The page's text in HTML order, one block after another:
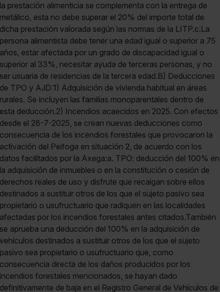
la prestación alimenticia se complementa con la entrega de
metálico, esta no debe superar el 20% del importe total de
dicha prestación valorada según las normas de la LITP.c.La
persona alimentista debe tener una edad igual o superior a 75
años, estar afectada por un grado de discapacidad igual o
superior al 33%, necesitar ayuda de terceras personas, y no
ser usuaria de residencias de la tercera edad.B) Deducciones
de TPO y AJD:1) Adquisición de vivienda habitual en áreas
rurales. Se incluyen las familias monoparentales dentro de
esta deducción.2) Incendios acaecidos en 2025. Con efectos
desde el 28-7-2025, se crean nuevas deducciones como
consecuencia de los incendios forestales que provocaron la
activación del Peifoga en situación 2, de acuerdo con los
datos facilitados por la Axega:a. TPO: deducción del 100% en
la adquisición de inmuebles o en la constitución o cesión de
derechos reales de uso y disfrute que recaigan sobre ellos
destinados a sustituir otros de los que el sujeto pasivo sea
propietario o usufructuario que radiquen en las localidades
afectadas por los incendios forestales antes citados.También
se aprueba una deducción del 100% en la adquisición de
vehículos destinados a sustituir otros de los que el sujeto
pasivo sea propietario o usufructuario que, como
consecuencia directa de los daños producidos por los
incendios forestales mencionados, se hayan dado
definitivamente de baja en el Registro General de Vehículos de